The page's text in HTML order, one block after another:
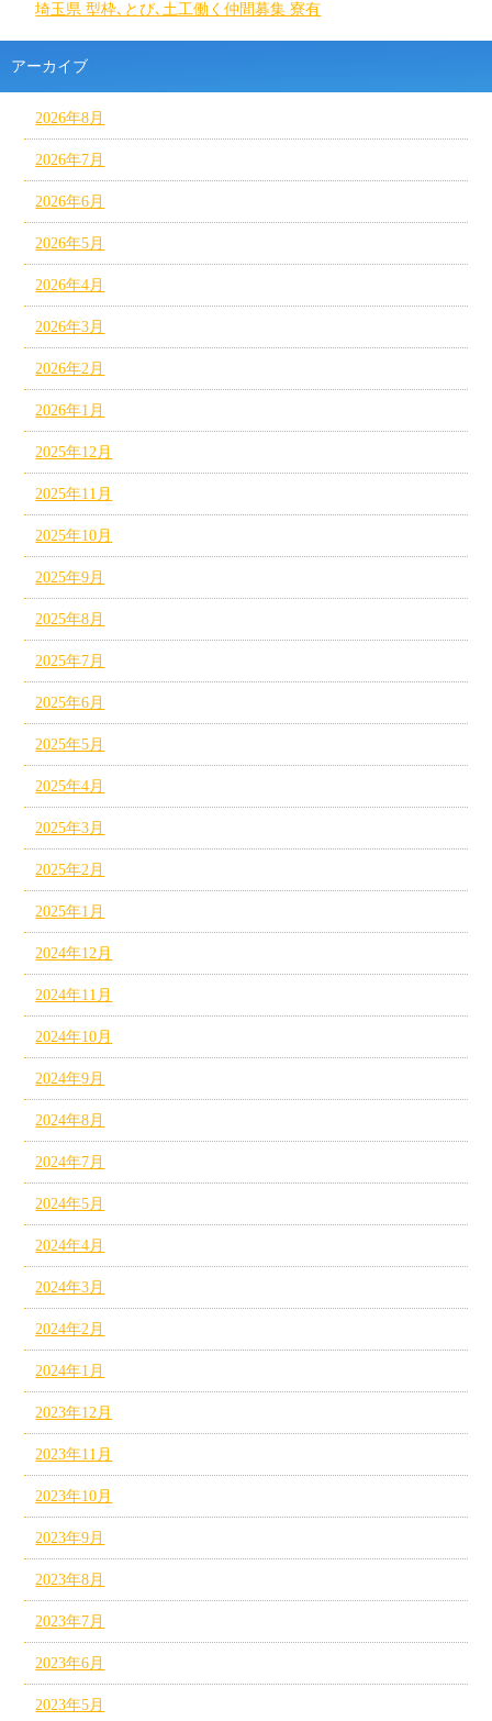
埼玉県 型枠､とび､土工働く仲間募集 寮有
アーカイブ
2026年8月
2026年7月
2026年6月
2026年5月
2026年4月
2026年3月
2026年2月
2026年1月
2025年12月
2025年11月
2025年10月
2025年9月
2025年8月
2025年7月
2025年6月
2025年5月
2025年4月
2025年3月
2025年2月
2025年1月
2024年12月
2024年11月
2024年10月
2024年9月
2024年8月
2024年7月
2024年5月
2024年4月
2024年3月
2024年2月
2024年1月
2023年12月
2023年11月
2023年10月
2023年9月
2023年8月
2023年7月
2023年6月
2023年5月